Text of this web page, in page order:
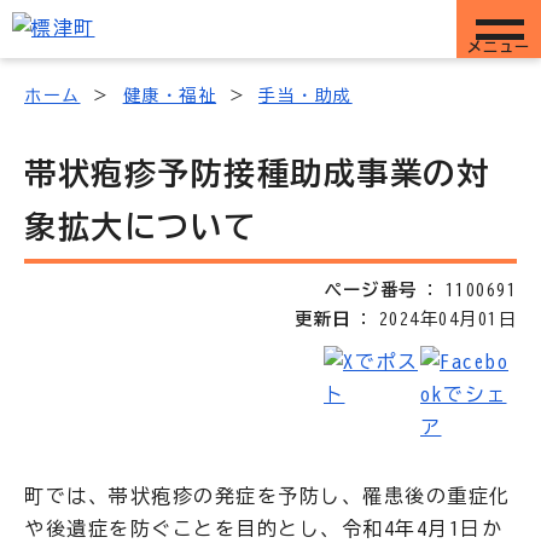
メニュー
ホーム 健康・福祉 手当・助成
帯状疱疹予防接種助成事業の対
象拡大について
ページ番号
1100691
更新日
2024年04月01日
町では、帯状疱疹の発症を予防し、罹患後の重症化
や後遺症を防ぐことを目的とし、令和4年4月1日か